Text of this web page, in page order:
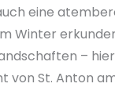
eine
Winter
–
von St. Anton